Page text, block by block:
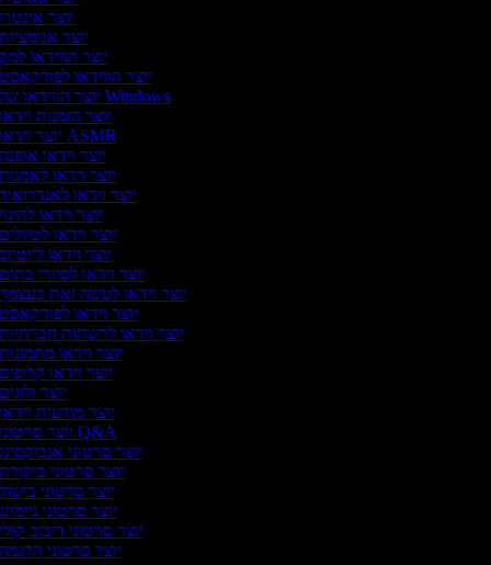
יוצר
יוצר
יוצר הווידאו
יוצר הווידאו
יוצר הווידאו של Windows
יוצר הזמנות
יוצר וידאו ASMR
יוצר וידאו
יוצר וידאו
יוצר וידאו
יוצר וידאו
יוצר וידאו
יוצר וידאו
יוצר וידאו לסיורי
יוצר וידאו לעשה זאת
יוצר וידאו
יוצר וידאו לרשתות
יוצר וידאו
יוצר וידאו
יוצר
יוצר מודעות
יוצר סרטוני Q&A
יוצר סרטוני
יוצר סרטוני
יוצר סרטוני
יוצר סרטוני
יוצר סרטוני דיבוב
יוצר סרטוני